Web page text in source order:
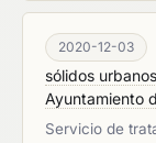
2020-12-03
sólidos urbanos
Ayuntamiento
Servicio de